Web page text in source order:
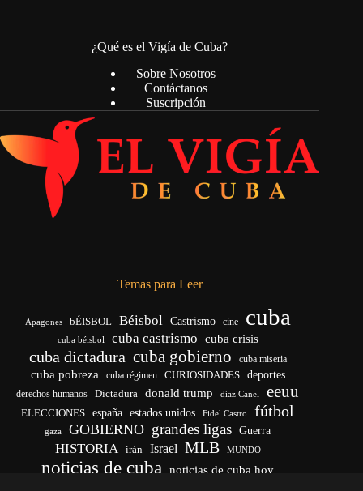
¿Qué es el Vigía de Cuba?
Sobre Nosotros
Contáctanos
Suscripción
Temas para Leer
Apagones bÉISBOL Béisbol Castrismo cine cuba
cuba béisbol cuba castrismo cuba crisis
cuba dictadura cuba gobierno cuba miseria
cuba pobreza cuba régimen CURIOSIDADES deportes
derechos humanos Dictadura donald trump díaz Canel eeuu
ELECCIONES españa estados unidos Fidel Castro fútbol
gaza GOBIERNO grandes ligas Guerra
HISTORIA irán Israel MLB MUNDO
noticias de cuba
noticias de cuba hoy